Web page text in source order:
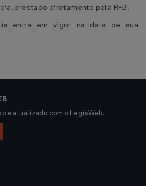
prestado diretamente pela RFB."
entra em vigor na data de sua
e atualizado com o LegisWeb.